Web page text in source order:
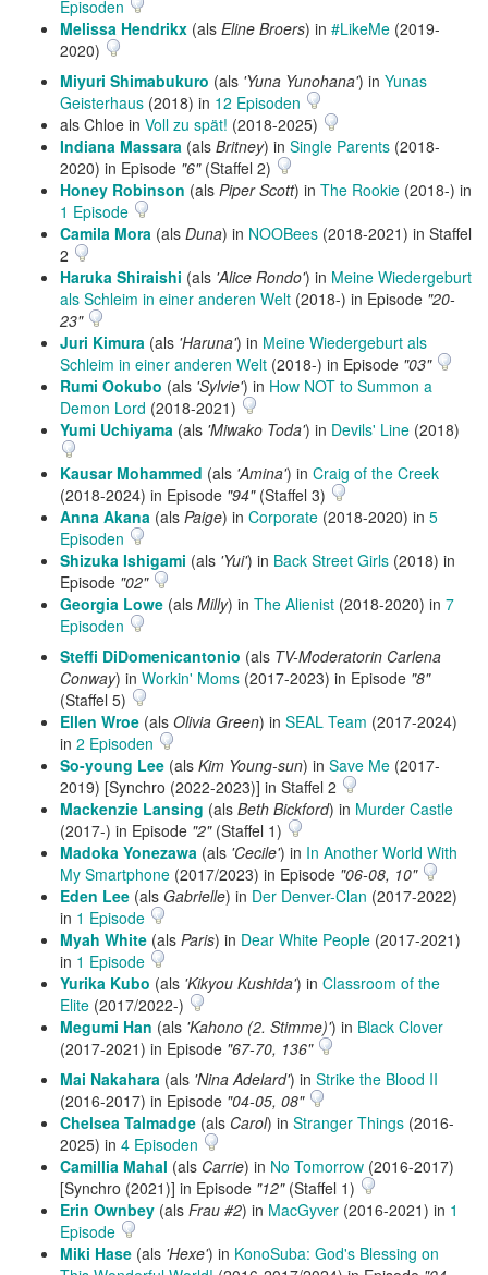
Episoden
Melissa Hendrikx (als Eline Broers) in #LikeMe (2019-
2020)
Miyuri Shimabukuro (als 'Yuna Yunohana') in Yunas
Geisterhaus (2018) in 12 Episoden
als Chloe in Voll zu spät! (2018-2025)
Indiana Massara (als Britney) in Single Parents (2018-
2020) in Episode "6"(Staffel 2)
Honey Robinson (als Piper Scott) in The Rookie (2018-) in
1 Episode
Camila Mora (als Duna) in NOOBees (2018-2021) in Staffel
2
Haruka Shiraishi (als 'Alice Rondo') in Meine Wiedergeburt
als Schleim in einer anderen Welt (2018-) in Episode "20-
23"
Juri Kimura (als 'Haruna') in Meine Wiedergeburt als
Schleim in einer anderen Welt (2018-) in Episode "03"
Rumi Ookubo (als 'Sylvie') in How NOT to Summon a
Demon Lord (2018-2021)
Yumi Uchiyama (als 'Miwako Toda') in Devils' Line (2018)
Kausar Mohammed (als 'Amina') in Craig of the Creek
(2018-2024) in Episode "94"(Staffel 3)
Anna Akana (als Paige) in Corporate (2018-2020) in 5
Episoden
Shizuka Ishigami (als 'Yui') in Back Street Girls (2018) in
Episode "02"
Georgia Lowe (als Milly) in The Alienist (2018-2020) in 7
Episoden
Steffi DiDomenicantonio (als TV-Moderatorin Carlena
Conway) in Workin' Moms (2017-2023) in Episode "8"
(Staffel 5)
Ellen Wroe (als Olivia Green) in SEAL Team (2017-2024)
in 2 Episoden
So-young Lee (als Kim Young-sun) in Save Me (2017-
2019) [Synchro (2022-2023)] in Staffel 2
Mackenzie Lansing (als Beth Bickford) in Murder Castle
(2017-) in Episode "2"(Staffel 1)
Madoka Yonezawa (als 'Cecile') in In Another World With
My Smartphone (2017/2023) in Episode "06-08, 10"
Eden Lee (als Gabrielle) in Der Denver-Clan (2017-2022)
in 1 Episode
Myah White (als Paris) in Dear White People (2017-2021)
in 1 Episode
Yurika Kubo (als 'Kikyou Kushida') in Classroom of the
Elite (2017/2022-)
Megumi Han (als 'Kahono (2. Stimme)') in Black Clover
(2017-2021) in Episode "67-70, 136"
Mai Nakahara (als 'Nina Adelard') in Strike the Blood II
(2016-2017) in Episode "04-05, 08"
Chelsea Talmadge (als Carol) in Stranger Things (2016-
2025) in 4 Episoden
Camillia Mahal (als Carrie) in No Tomorrow (2016-2017)
[Synchro (2021)] in Episode "12"(Staffel 1)
Erin Ownbey (als Frau #2) in MacGyver (2016-2021) in 1
Episode
Miki Hase (als 'Hexe') in KonoSuba: God's Blessing on